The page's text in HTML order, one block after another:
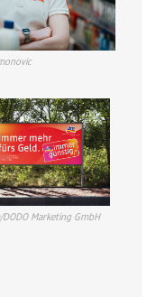
Marketing GmbH